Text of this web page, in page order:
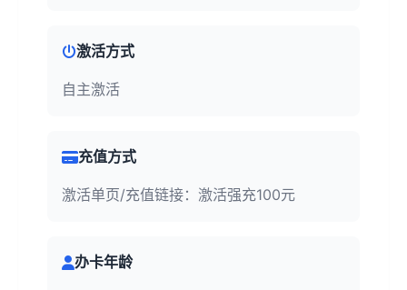
激活方式
自主激活
充值方式
激活单页/充值链接：激活强充100元
办卡年龄